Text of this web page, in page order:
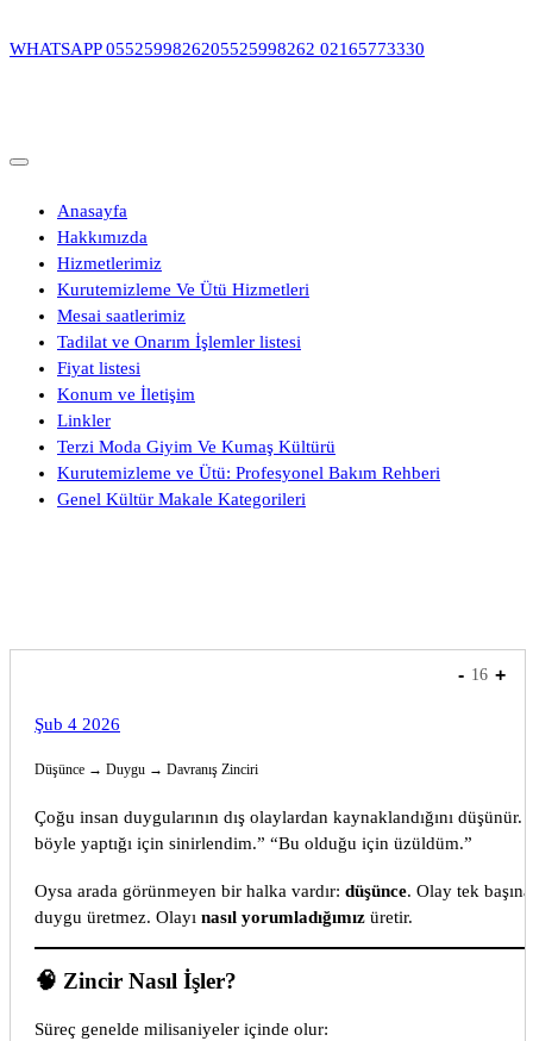
geç
WHATSAPP 0552599826205525998262 02165773330
Anasayfa
Hakkımızda
Hizmetlerimiz
Kurutemizleme Ve Ütü Hizmetleri
Mesai saatlerimiz
Tadilat ve Onarım İşlemler listesi
Fiyat listesi
Konum ve İletişim
Linkler
Terzi Moda Giyim Ve Kumaş Kültürü
Kurutemizleme ve Ütü: Profesyonel Bakım Rehberi
Genel Kültür Makale Kategorileri
Şub 4 2026
Düşünce → Duygu → Davranış Zinciri
Çoğu insan duygularının dış olaylardan kaynaklandığını düşünür.
böyle yaptığı için sinirlendim.” “Bu olduğu için üzüldüm.”
Oysa arada görünmeyen bir halka vardır: düşünce. Olay tek başına
duygu üretmez. Olayı nasıl yorumladığımız üretir.
🧠 Zincir Nasıl İşler?
Süreç genelde milisaniyeler içinde olur:
- 16 +